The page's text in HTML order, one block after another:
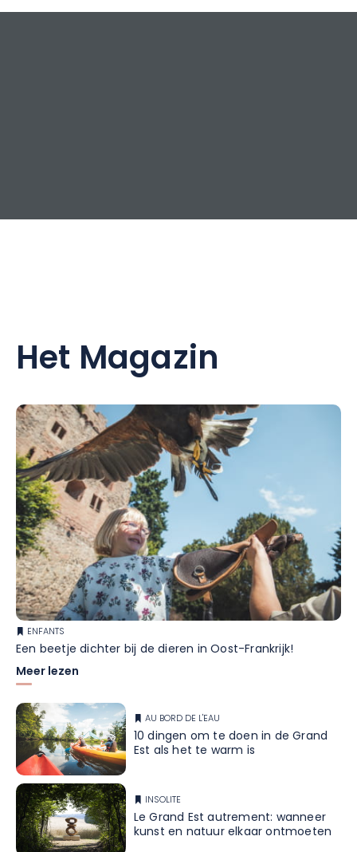
Het Magazin
ENFANTS
Een beetje dichter bij de dieren in Oost-Frankrijk!
Meer lezen
AU BORD DE L'EAU
10 dingen om te doen in de Grand
Est als het te warm is
INSOLITE
Le Grand Est autrement: wanneer
kunst en natuur elkaar ontmoeten